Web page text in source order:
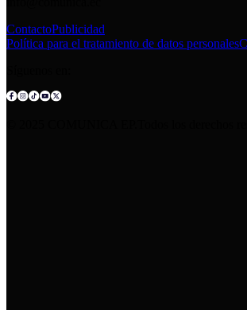
ContactoPublicidad
Política para el tratamiento de datos personales